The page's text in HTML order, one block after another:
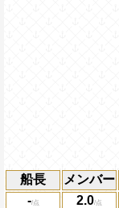
船長 メンバー
-
2.0